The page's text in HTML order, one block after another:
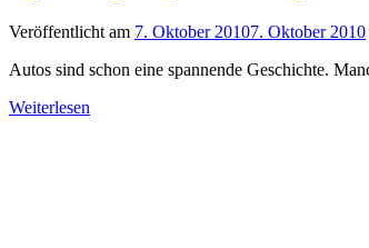
Veröffentlicht am 7. Oktober 20107. Oktober 2010
Autos sind schon eine spannende Geschichte.
Weiterlesen